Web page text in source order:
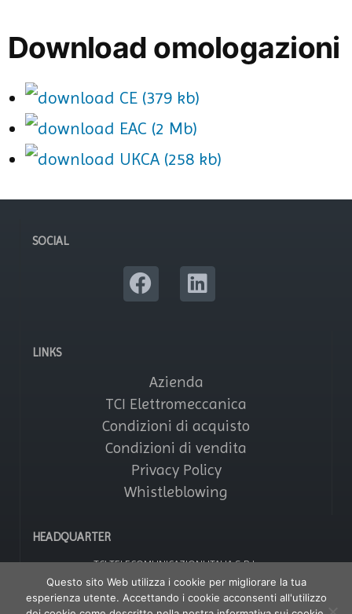
Download omologazioni
CE (379 kb)
EAC (2 Mb)
UKCA (258 kb)
SOCIAL
LINKS
Azienda
TCI Elettromeccanica
Condizioni di acquisto
Condizioni di vendita
Privacy Policy
Whistleblowing
HEADQUARTER
TCI TELECOMUNICAZIONI ITALIA S.R.L.
Via Parma, 14 – Saronno 21047 (VA) – Italy
Tel: +39 02964161
Fax: +39 029608247
P IVA: 01356020121
Questo sito Web utilizza i cookie per migliorare la tua
esperienza utente. Accettando i cookie acconsenti all'utilizzo